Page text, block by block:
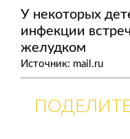
У некоторых
инфекции
желудком
Источник: mail.ru